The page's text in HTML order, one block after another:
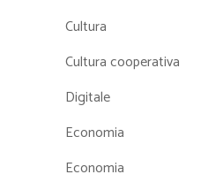
Cultura
Cultura cooperativa
Digitale
Economia
Economia